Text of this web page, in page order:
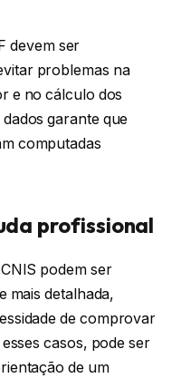
devem ser
problemas na
e no cálculo dos
garante que
computadas
profissional
podem ser
mais detalhada,
de comprovar
casos, pode ser
de um